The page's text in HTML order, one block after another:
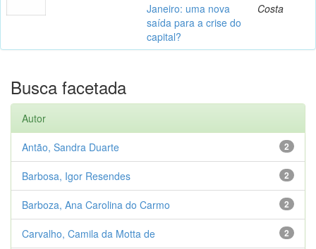
Janeiro: uma nova
saída para a crise do
capital?
Costa
Busca facetada
Autor
2
Antão, Sandra Duarte
2
Barbosa, Igor Resendes
2
Barboza, Ana Carolina do Carmo
2
Carvalho, Camila da Motta de